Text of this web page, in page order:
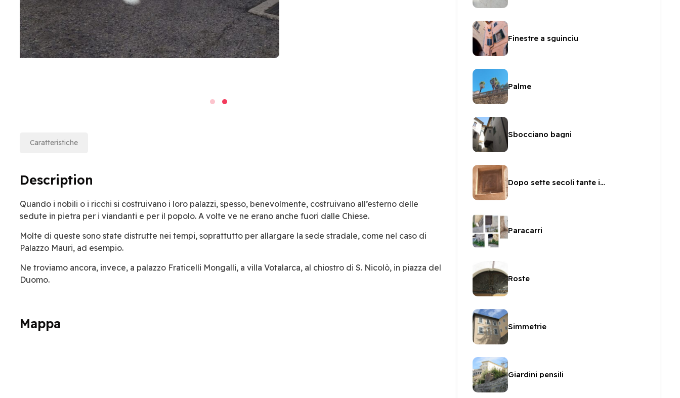
Caratteristiche
Description
Quando i nobili o i ricchi si costruivano i loro palazzi, spesso, benevolmente, costruivano all’esterno delle
sedute in pietra per i viandanti e per il popolo. A volte ve ne erano anche fuori dalle Chiese.
Molte di queste sono state distrutte nei tempi, soprattutto per allargare la sede stradale, come nel caso di
Palazzo Mauri, ad esempio.
Ne troviamo ancora, invece, a palazzo Fraticelli Mongalli, a villa Votalarca, al chiostro di S. Nicolò, in piazza del
Duomo.
Mappa
Finestre a sguinciu
Palme
Sbocciano bagni
Dopo sette secoli tante icone
Paracarri
Roste
Simmetrie
Giardini pensili